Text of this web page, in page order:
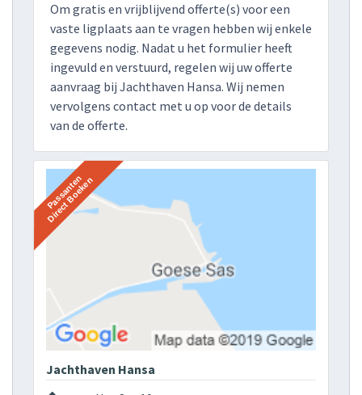
Om gratis en vrijblijvend offerte(s) voor een
vaste ligplaats aan te vragen hebben wij enkele
gegevens nodig. Nadat u het formulier heeft
ingevuld en verstuurd, regelen wij uw offerte
aanvraag bij Jachthaven Hansa. Wij nemen
vervolgens contact met u op voor de details
van de offerte.
Jachthaven Hansa